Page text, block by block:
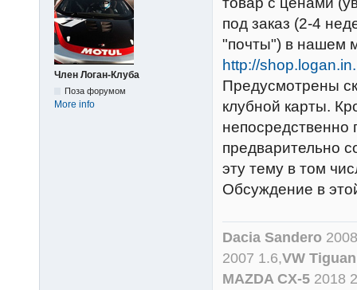
Член Логан-Клуба
Поза форумом
More info
под заказ (2-4
"почты") в нашем
http://
Предусмотрены
клубной карты.
непосредственно
предварительно
эту тему в том
Обсуждение в
Dacia Sandero
2007 1.6,VW
MAZDA CX-5 2018